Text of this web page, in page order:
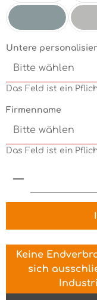
Mint
Untere
Das Feld ist ein
Firmenname
Das Feld ist ein
Produkt
Keine
sich